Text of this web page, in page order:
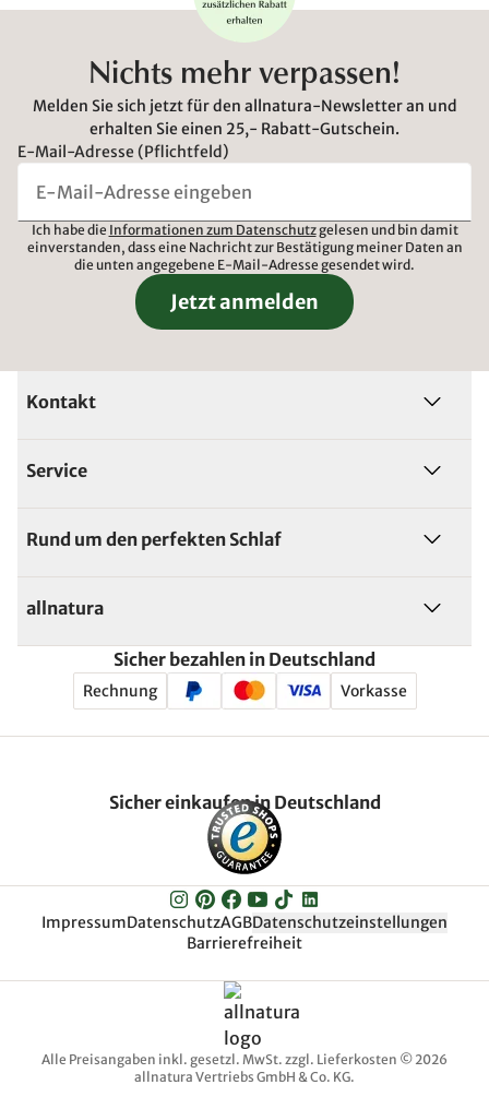
Nichts mehr verpassen!
Melden Sie sich jetzt für den allnatura-Newsletter an und
erhalten Sie einen 25,- Rabatt-Gutschein.
E-Mail-Adresse (Pflichtfeld)
Ich habe die Informationen zum Datenschutzgelesen und bin damit
einverstanden, dass eine Nachricht zur Bestätigung meiner Daten an
die unten angegebene E-Mail-Adresse gesendet wird.
Jetzt anmelden
Kontakt
Service
Rund um den perfekten Schlaf
allnatura
Sicher bezahlen in Deutschland
Rechnung Vorkasse
Sicher einkaufen in Deutschland
ImpressumDatenschutzAGBDatenschutzeinstellungen
Barrierefreiheit
Alle Preisangaben inkl. gesetzl. MwSt. zzgl. Lieferkosten © 2026
allnatura Vertriebs GmbH & Co. KG.